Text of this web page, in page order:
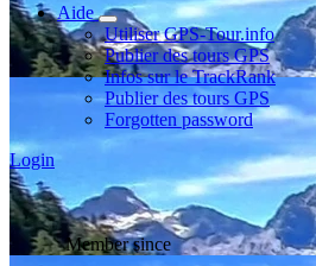
Aide
Utiliser GPS-Tour.info
Publier des tours GPS
Infos sur le TrackRank
Publier des tours GPS
Forgotten password
Login
Member since